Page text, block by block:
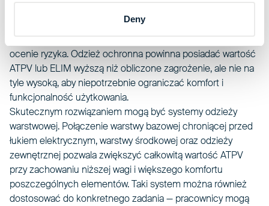
Deny
Właściwym podejściem jest dobór odzieży roboczej do
ocenie ryzyka. Odzież ochronna powinna posiadać wartość
ATPV lub ELIM wyższą niż obliczone zagrożenie, ale nie na
tyle wysoką, aby niepotrzebnie ograniczać komfort i
funkcjonalność użytkowania.
Skutecznym rozwiązaniem mogą być systemy odzieży
warstwowej. Połączenie warstwy bazowej chroniącej przed
łukiem elektrycznym, warstwy środkowej oraz odzieży
zewnętrznej pozwala zwiększyć całkowitą wartość ATPV
przy zachowaniu niższej wagi i większego komfortu
poszczególnych elementów. Taki system można również
dostosować do konkretnego zadania — pracownicy mogą